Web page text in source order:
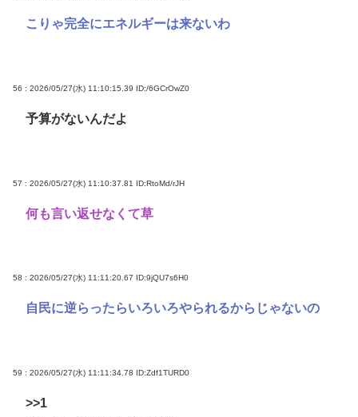
こりゃ完全にエネルギーは来ないわ
56 : 2026/05/27(水) 11:10:15.39 ID:/6GCrOwZ0
予算がないんだよ
57 : 2026/05/27(水) 11:10:37.81 ID:RtoMd/rJH
何も言い返せなくて草
58 : 2026/05/27(水) 11:11:20.67 ID:9jQU7s6H0
自民に逆らったらいろいろやられるからじゃないの
59 : 2026/05/27(水) 11:11:34.78 ID:Zdf1TURD0
>>1